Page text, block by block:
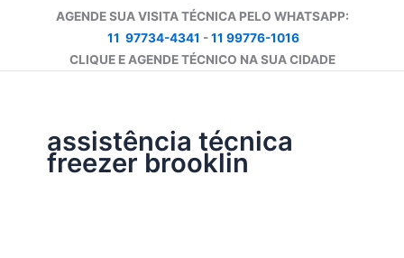
AGENDE SUA VISITA TÉCNICA PELO WHATSAPP:
11 97734-4341 -11 99776-1016
CLIQUE E AGENDE TÉCNICO NA SUA CIDADE
assistência técnica
freezer brooklin